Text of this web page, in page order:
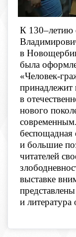
К 130–летию
в
была
«Человек-
принадлежит
в
нового
беспощадная
и большие
читателей
выставке
и литература